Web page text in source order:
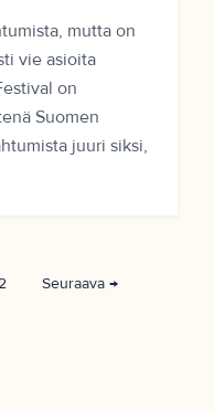
mutta on
vie asioita
on
Suomen
juuri siksi,
Seuraava →